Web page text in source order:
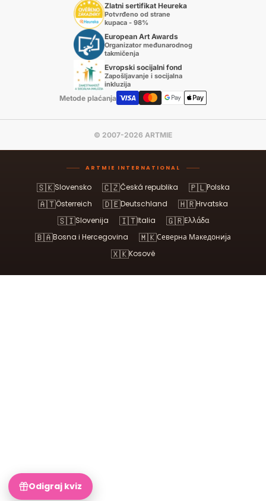
Zlatni sertifikat Heureka
Potvrđeno od strane
kupaca - 98%
European Art Awards
Organizator međunarodnog
takmičenja
Evropski socijalni fond
Zapošljavanje i socijalna
inkluzija
Metode plaćanja
© 2007-2026 ARTMIE
ARTMIE INTERNATIONAL
🇸🇰Slovensko 🇨🇿Česká republika 🇵🇱Polska
🇦🇹Österreich 🇩🇪Deutschland 🇭🇷Hrvatska
🇸🇮Slovenija 🇮🇹Italia 🇬🇷Ελλάδα
🇧🇦Bosna i Hercegovina 🇲🇰Северна Македонија
🇽🇰Kosovë
Odigraj kviz